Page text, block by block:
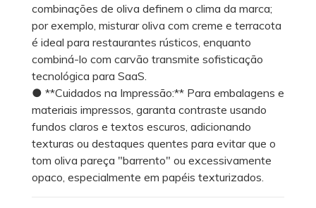
combinações de oliva definem o clima da marca;
por exemplo, misturar oliva com creme e terracota
é ideal para restaurantes rústicos, enquanto
combiná-lo com carvão transmite sofisticação
tecnológica para SaaS.
● **Cuidados na Impressão:** Para embalagens e
materiais impressos, garanta contraste usando
fundos claros e textos escuros, adicionando
texturas ou destaques quentes para evitar que o
tom oliva pareça "barrento" ou excessivamente
opaco, especialmente em papéis texturizados.